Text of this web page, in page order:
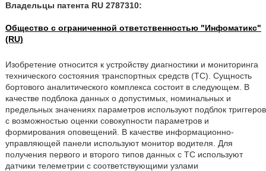
Владельцы патента RU 2787310:
Общество с ограниченной ответственностью "Инфоматикс"
(RU)
Изобретение относится к устройству диагностики и мониторинга
технического состояния транспортных средств (ТС). Сущность
бортового аналитического комплекса состоит в следующем. В
качестве подблока данных о допустимых, номинальных и
предельных значениях параметров используют подблок триггеров
с возможностью оценки совокупности параметров и
формирования оповещений. В качестве информационно-
управляющей панели используют монитор водителя. Для
получения первого и второго типов данных с ТС используют
датчики телеметрии с соответствующими узлами